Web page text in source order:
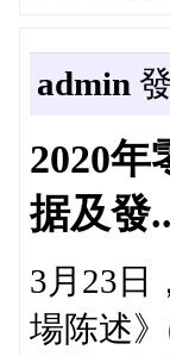
admin
2020年
据及發
3月23日
場陈述